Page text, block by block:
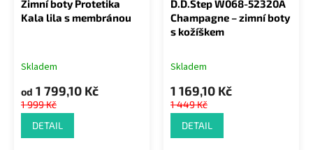
Zimní boty Protetika
Kala lila s membránou
Skladem
od 1 799,10 Kč
1 999 Kč
DETAIL
D.D.Step W068-52320A
Champagne – zimní boty
s kožíškem
Skladem
1 169,10 Kč
1 449 Kč
DETAIL